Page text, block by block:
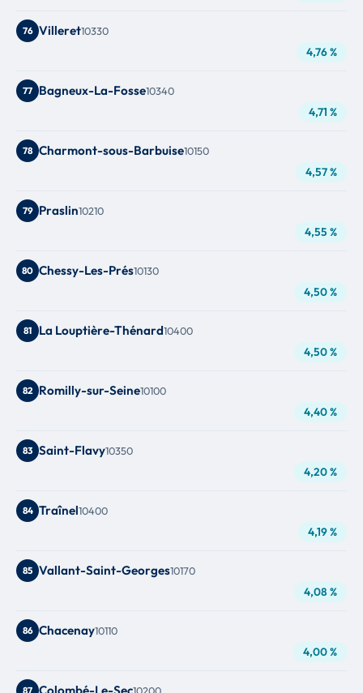
76 Villeret10330
4,76 %
77 Bagneux-La-Fosse10340
4,71 %
78 Charmont-sous-Barbuise10150
4,57 %
79 Praslin10210
4,55 %
80 Chessy-Les-Prés10130
4,50 %
81 La Louptière-Thénard10400
4,50 %
82 Romilly-sur-Seine10100
4,40 %
83 Saint-Flavy10350
4,20 %
84 Traînel10400
4,19 %
85 Vallant-Saint-Georges10170
4,08 %
86 Chacenay10110
4,00 %
87 Colombé-Le-Sec10200